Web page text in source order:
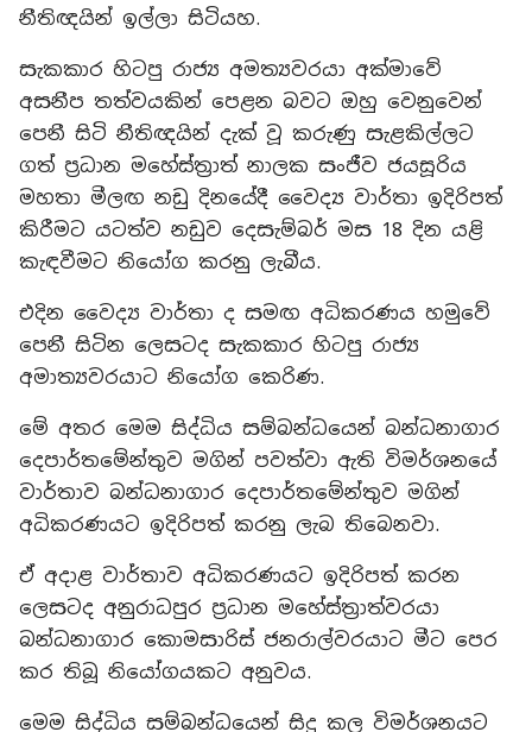
නීතිඥයින් ඉල්ලා සිටියහ.
සැකකාර හිටපු රාජ්‍ය අමත්‍යවරයා අක්මාවේ
අසනීප තත්වයකින් පෙළන බවට ඔහු වෙනුවෙන්
පෙනී සිටි නීතිඥයින් දැක් වූ කරුණු සැළකිල්ලට
ගත් ප්‍රධාන මහේස්ත්‍රාත් නාලක සංජීව ජයසූරිය
මහතා මීලඟ නඩු දිනයේදී වෛද්‍ය වාර්තා ඉදිරිපත්
කිරීමට යටත්ව නඩුව දෙසැම්බර් මස 18 දින යළි
කැඳවීමට නියෝග කරනු ලැබීය.
එදින වෛද්‍ය වාර්තා ද සමඟ අධිකරණය හමුවේ
පෙනී සිටින ලෙසටද සැකකාර හිටපු රාජ්‍ය
අමාත්‍යවරයාට නියෝග කෙරිණ.
මේ අතර මෙම සිද්ධිය සම්බන්ධයෙන් බන්ධනාගාර
දෙපාර්තමේන්තුව මගින් පවත්වා ඇති විමර්ශනයේ
වාර්තාව බන්ධනාගාර දෙපාර්තමේන්තුව මගින්
අධිකරණයට ඉදිරිපත් කරනු ලැබ තිබෙනවා.
ඒ අදාළ වාර්තාව අධිකරණයට ඉදිරිපත් කරන
ලෙසටද අනුරාධපුර ප්‍රධාන මහේස්ත්‍රාත්වරයා
බන්ධනාගාර කොමසාරිස් ජනරාල්වරයාට මීට පෙර
කර තිබූ නියෝගයකට අනුවය.
මෙම සිද්ධිය සම්බන්ධයෙන් සිදු කල විමර්ශනයට